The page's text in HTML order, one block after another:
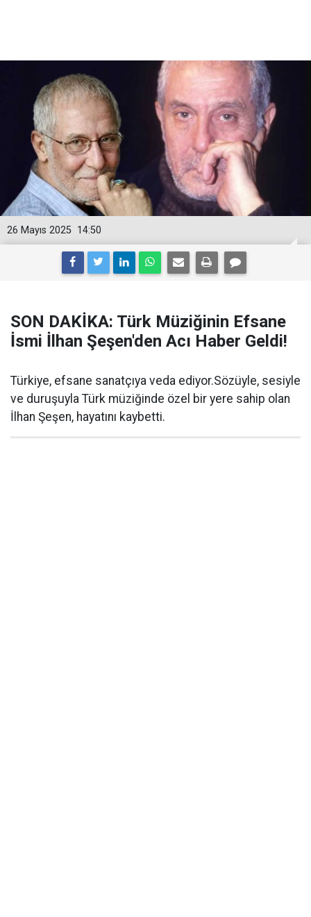
14:50
26 Mayıs 2025
SON DAKİKA: Türk Müziğinin Efsane
İsmi İlhan Şeşen'den Acı Haber Geldi!
Türkiye, efsane sanatçıya veda ediyor.Sözüyle, sesiyle
ve duruşuyla Türk müziğinde özel bir yere sahip olan
İlhan Şeşen, hayatını kaybetti.